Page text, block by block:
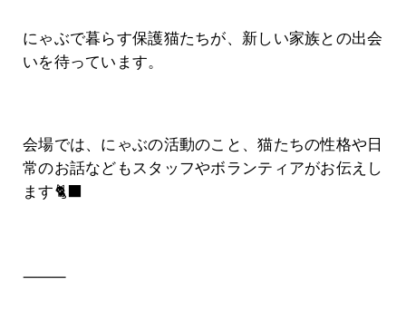
にゃぶで暮らす保護猫たちが、新しい家族との出会
いを待っています。
会場では、にゃぶの活動のこと、猫たちの性格や日
常のお話などもスタッフやボランティアがお伝えし
ます🐈‍⬛
⸻